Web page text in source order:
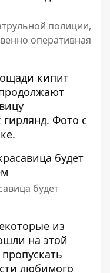
полиции,
оперативная
кипит
Фото с
.
будет
из
на этой
любимого